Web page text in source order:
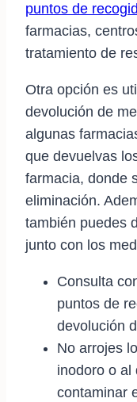
puntos de
farmacias,
tratamiento de
Otra opción es
devolución de
algunas
que devuelvas
farmacia, donde
eliminación.
también puedes
junto con los
Consulta
puntos de
devolución
No arrojes
inodoro o al
contaminar